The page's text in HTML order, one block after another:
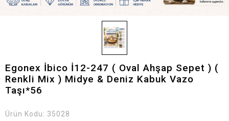
Egonex İbico İ12-247 ( Oval Ahşap Sepet ) (
Renkli Mix ) Midye & Deniz Kabuk Vazo
Taşı*56
Ürün Kodu: 35028